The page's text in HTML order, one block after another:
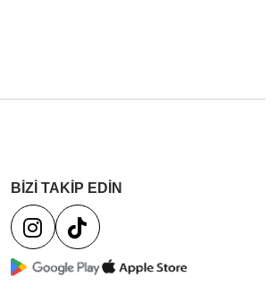
BİZİ TAKİP EDİN